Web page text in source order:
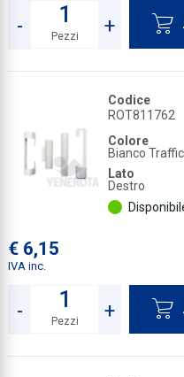
- +
Pezzi
Codice
ROT811762
Colore
Bianco
Lato
Destro
€ 6,15
IVA inc.
- +
Pezzi